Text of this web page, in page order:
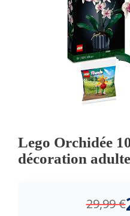
Lego Orchidée
décoration
29,99€